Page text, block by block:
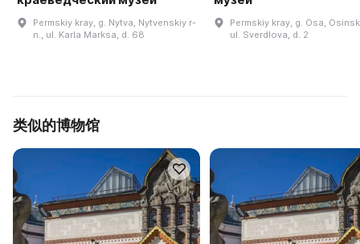
Permskiy kray, g. Nytva, Nytvenskiy r-
n., ul. Karla Marksa, d. 68
Permskiy kray, g. Osa,
ul. Sverdlova, d. 2
类似的博物馆